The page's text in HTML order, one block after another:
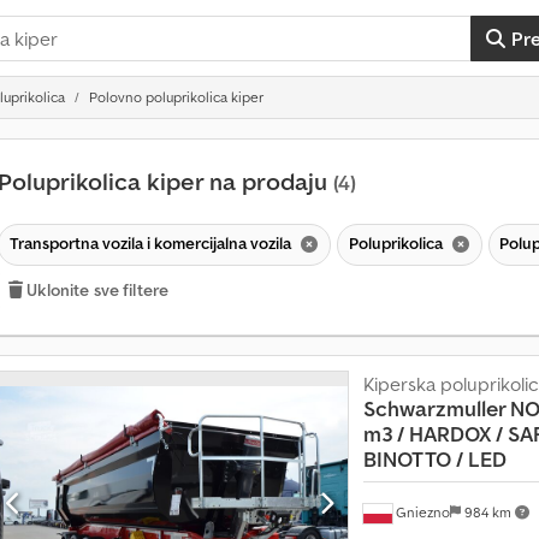
Polovno poluprikolica kiper
Poluprikolica kiper na prodaju (4)
Transportna vozila i komercijalna vozila Poluprikolica
Uklonite sve filtere
Gniezno 984 km
Kiperska
Schwarzmuller
m3 / HARDOX /
BINOTTO / LED
P